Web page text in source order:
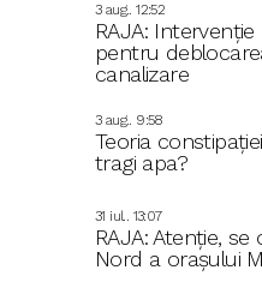
3 aug.. 12:52
RAJA:
pentru
canalizare
3 aug.. 9:58
Teoria
tragi apa?
31 iul.. 13:07
RAJA: Atenție,
Nord a orașului